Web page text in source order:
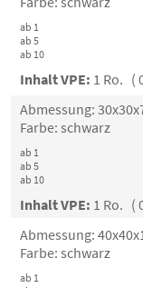
ab 1
ab 5
ab 10
Inhalt VPE: 1 Ro. (
Abmessung:
Farbe: schwarz
ab 1
ab 5
ab 10
Inhalt VPE: 1 Ro. (
Abmessung:
Farbe: schwarz
ab 1